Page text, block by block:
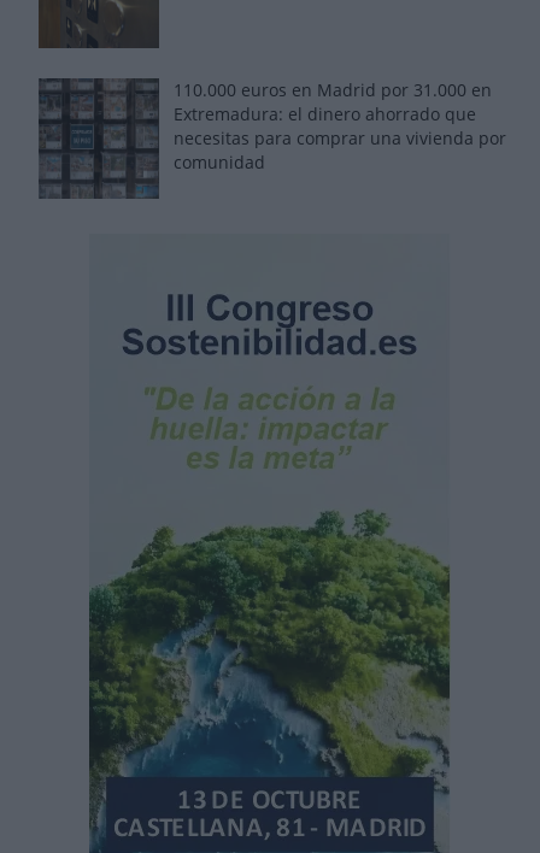
110.000 euros en Madrid por 31.000 en
Extremadura: el dinero ahorrado que
necesitas para comprar una vivienda por
comunidad